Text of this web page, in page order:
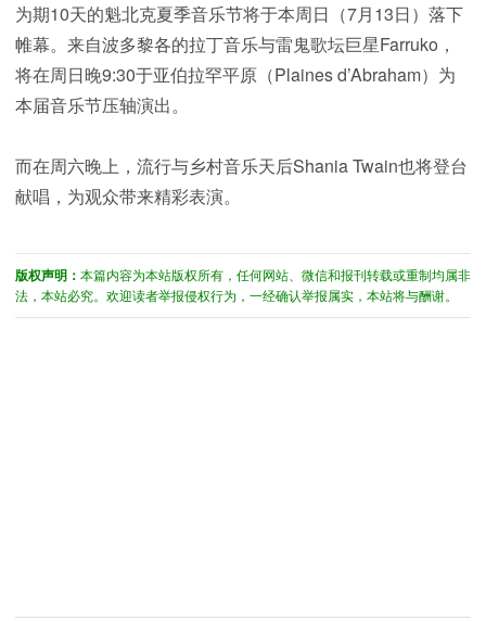
为期10天的魁北克夏季音乐节将于本周日（7月13日）落下
帷幕。来自波多黎各的拉丁音乐与雷鬼歌坛巨星Farruko，
将在周日晚9:30于亚伯拉罕平原（Plaines d’Abraham）为
本届音乐节压轴演出。
而在周六晚上，流行与乡村音乐天后Shania Twain也将登台
献唱，为观众带来精彩表演。
版权声明： 本篇内容为本站版权所有，任何网站、微信和报刊转载或重制均属非
法，本站必究。欢迎读者举报侵权行为，一经确认举报属实，本站将与酬谢。